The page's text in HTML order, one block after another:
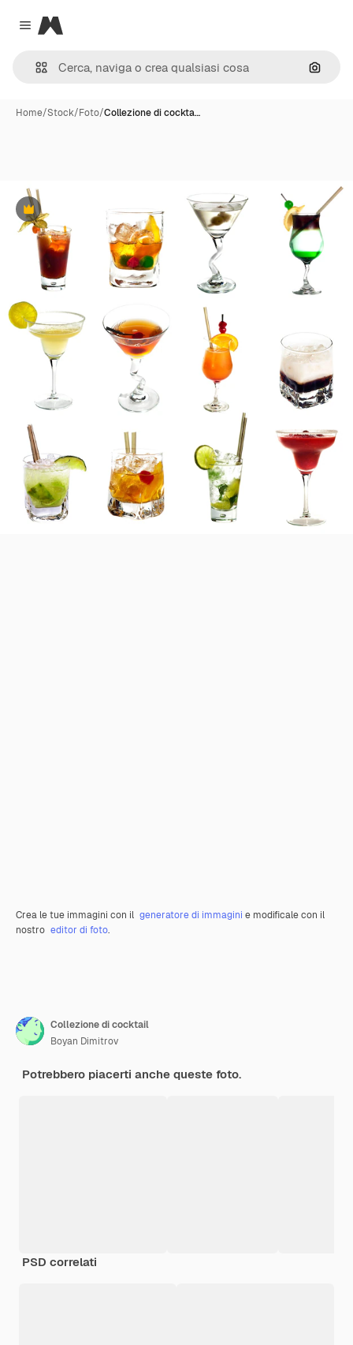
Close menu
Magnific
Cerca
Home/Stock/Foto/Collezione di cockta…
Premium
Crea le tue immagini con il generatore di immagini e modificale con il
nostro editor di foto.
Collezione di cocktail
Boyan Dimitrov
Potrebbero piacerti anche queste foto.
PSD correlati